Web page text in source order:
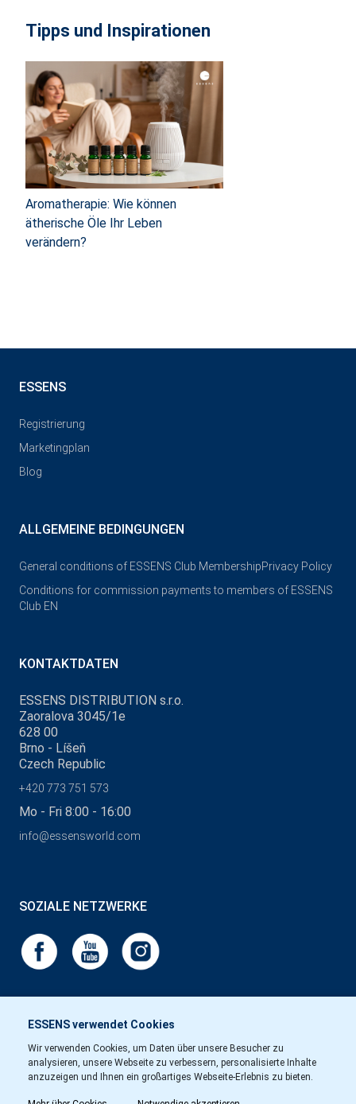
Tipps und Inspirationen
Aromatherapie: Wie können
ätherische Öle Ihr Leben
verändern?
ESSENS verwendet Cookies
Wir verwenden Cookies, um Daten über unsere Besucher zu
analysieren, unsere Webseite zu verbessern, personalisierte Inhalte
anzuzeigen und Ihnen ein großartiges Webseite-Erlebnis zu bieten.
ESSENS
Registrierung
Marketingplan
Blog
ALLGEMEINE BEDINGUNGEN
General conditions of ESSENS Club MembershipPrivacy Policy
Conditions for commission payments to members of ESSENS
Club EN
KONTAKTDATEN
ESSENS DISTRIBUTION s.r.o.
Zaoralova 3045/1e
628 00
Brno - Líšeň
Czech Republic
+420 773 751 573
Mo - Fri 8:00 - 16:00
info@essensworld.com
SOZIALE NETZWERKE